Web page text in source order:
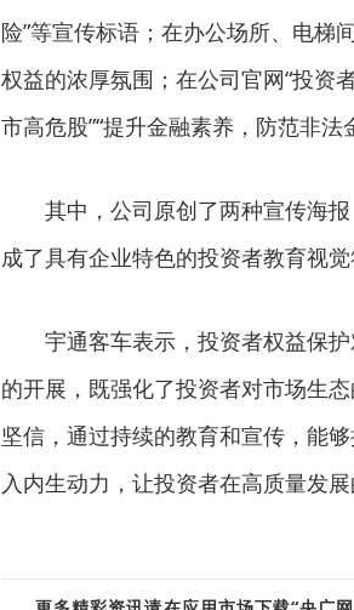
险”等宣传标语；在办公场所、电梯
权益的浓厚氛围；在公司官网“投资
市高危股”“提升金融素养，防范非法
其中，公司原创了两种宣传海
成了具有企业特色的投资者教育视
宇通客车表示，投资者权益保
的开展，既强化了投资者对市场生
坚信，通过持续的教育和宣传，能
入内生动力，让投资者在高质量发